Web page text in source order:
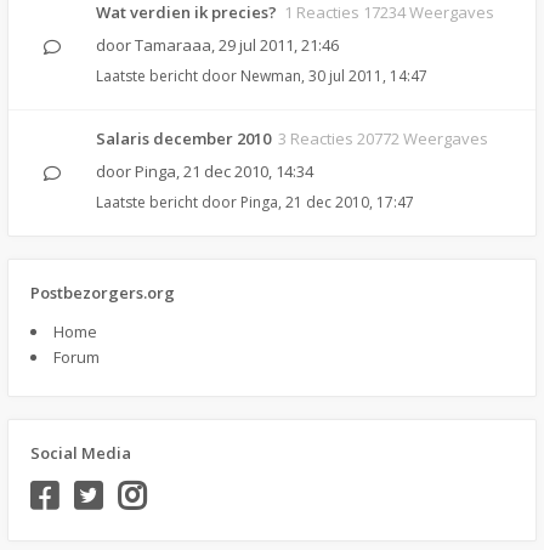
Wat verdien ik precies? 1 Reacties 17234 Weergaves
doorTamaraaa,29 jul 2011, 21:46
Laatste bericht door Newman, 30 jul 2011, 14:47
Salaris december 2010 3 Reacties 20772 Weergaves
door Pinga,21 dec 2010, 14:34
Laatste bericht door Pinga, 21 dec 2010, 17:47
Postbezorgers.org
Home
Forum
Social Media